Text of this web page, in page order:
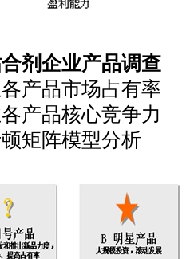
剂企业产品调查
品市场占有率
品核心竞争力
矩阵模型分析